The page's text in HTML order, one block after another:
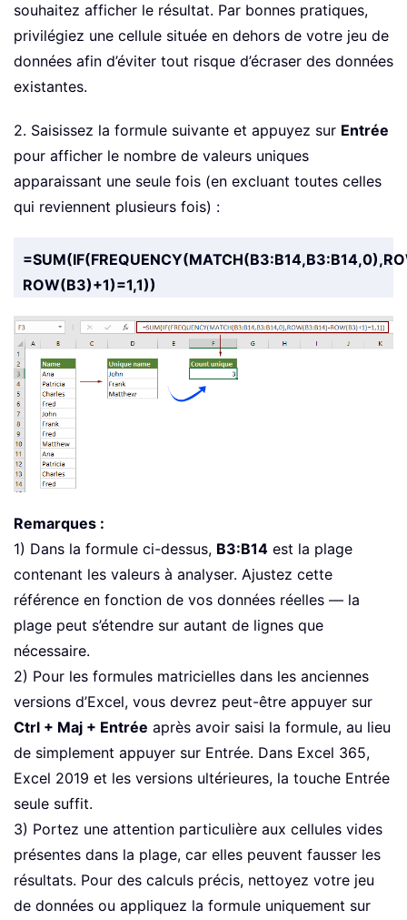
souhaitez afficher le résultat. Par bonnes pratiques,
privilégiez une cellule située en dehors de votre jeu de
données afin d’éviter tout risque d’écraser des données
existantes.
2. Saisissez la formule suivante et appuyez sur Entrée
pour afficher le nombre de valeurs uniques
apparaissant une seule fois (en excluant toutes celles
qui reviennent plusieurs fois) :
ROW(B3)+1)=1,1))
Remarques :
1) Dans la formule ci-dessus, B3:B14 est la plage
contenant les valeurs à analyser. Ajustez cette
référence en fonction de vos données réelles — la
plage peut s’étendre sur autant de lignes que
nécessaire.
2) Pour les formules matricielles dans les anciennes
versions d’Excel, vous devrez peut-être appuyer sur
Ctrl + Maj + Entrée après avoir saisi la formule, au lieu
de simplement appuyer sur Entrée. Dans Excel 365,
Excel 2019 et les versions ultérieures, la touche Entrée
seule suffit.
3) Portez une attention particulière aux cellules vides
présentes dans la plage, car elles peuvent fausser les
résultats. Pour des calculs précis, nettoyez votre jeu
de données ou appliquez la formule uniquement sur